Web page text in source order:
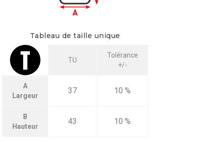
Tableau de taille unique
TU
Tolérance
+/-
A
Largeur
37 10 %
B
Hauteur
43 10 %